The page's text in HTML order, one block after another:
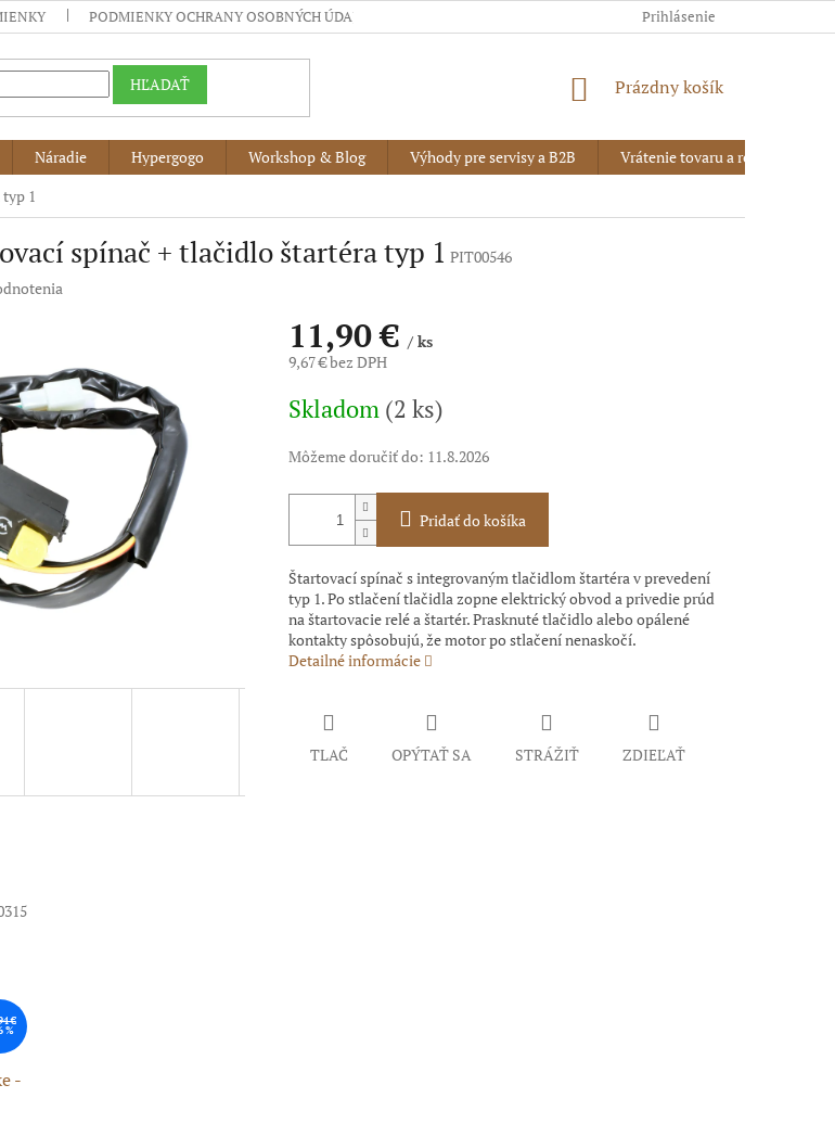
PODMIENKY OCHRANY OSOBNÝCH ÚDAJOV Prihlásenie
HĽADAŤ
NÁKUPNÝ
Prázdny košík
Náradie Hypergogo Workshop & Blog Výhody pre servisy a B2B
Vrátenie tovaru a reklamácia
1
spínač + tlačidlo štartéra typ 1 PIT00546
11,90 €/ ks
9,67 € bez DPH
cena:
Skladom (2 ks)
Môžeme doručiť do: 11.8.2026
Pridať do košíka
Štartovací spínač s integrovaným tlačidlom štartéra v prevedení
typ 1. Po stlačení tlačidla zopne elektrický obvod a privedie prúd
na štartovacie relé a štartér. Prasknuté tlačidlo alebo opálené
kontakty spôsobujú, že motor po stlačení nenaskočí.
Detailné informácie
TLAČ OPÝTAŤ SA STRÁŽIŤ ZDIEĽAŤ
€
%
-